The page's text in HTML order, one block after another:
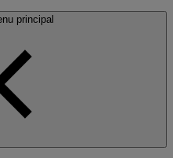
principal